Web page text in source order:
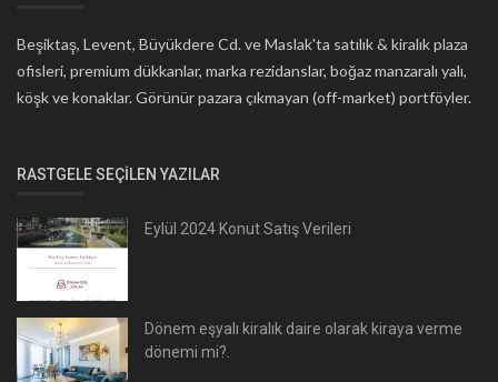
Beşiktaş, Levent, Büyükdere Cd. ve Maslak'ta satılık & kiralık plaza
ofisleri, premium dükkanlar, marka rezidanslar, boğaz manzaralı yalı,
köşk ve konaklar. Görünür pazara çıkmayan (off-market) portföyler.
RASTGELE SEÇILEN YAZILAR
Eylül 2024 Konut Satış Verileri
Dönem eşyalı kiralık daire olarak kiraya verme
dönemi mi?.